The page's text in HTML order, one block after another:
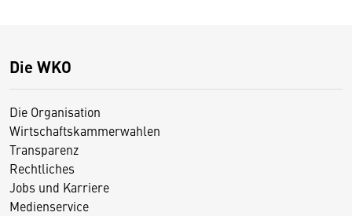
Die WKO
Die Organisation
Wirtschaftskammerwahlen
Transparenz
Rechtliches
Jobs und Karriere
Medienservice